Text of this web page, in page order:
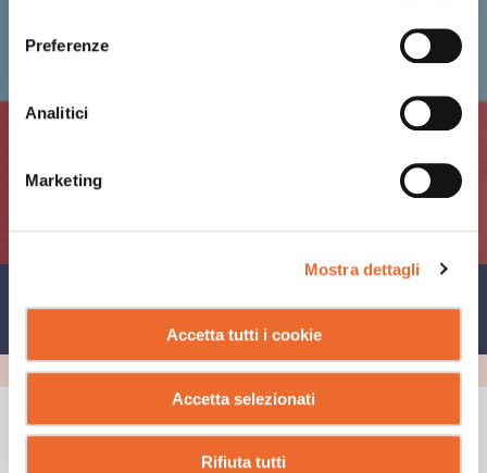
Preferenze
Analitici
Marketing
Mostra dettagli
Accetta tutti i cookie
Accetta selezionati
Rifiuta tutti
CONDIVIDI SU
GUARDA ANCHE